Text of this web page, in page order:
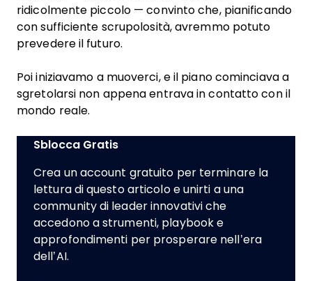
ridicolmente piccolo — convinto che, pianificando
con sufficiente scrupolosità, avremmo potuto
prevedere il futuro.
Poi iniziavamo a muoverci, e il piano cominciava a
sgretolarsi non appena entrava in contatto con il
mondo reale.
Sblocca Gratis
Crea un account gratuito per terminare la
lettura di questo articolo e unirti a una
community di leader innovativi che
accedono a strumenti, playbook e
approfondimenti per prosperare nell’era
dell’AI.